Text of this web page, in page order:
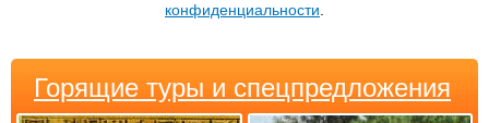
конфиденциальности
Горящие туры и спецпредложения